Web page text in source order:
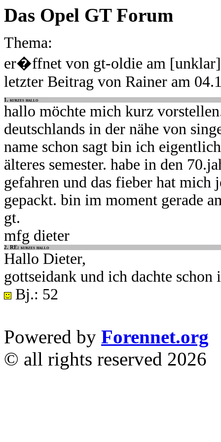
Das Opel GT Forum
Thema:
er�ffnet von gt-oldie am [unklar]
letzter Beitrag von Rainer am
1. kurzes hallo
hallo möchte mich kurz
deutschlands in der nähe von
name schon sagt bin ich
älteres semester. habe in den
gefahren und das fieber hat mich
gepackt. bin im moment gerade
gt.
mfg dieter
2. RE: kurzes hallo
Hallo Dieter,
gottseidank und ich dachte
Bj.: 52
Powered by Forennet.org
© all rights reserved 2026